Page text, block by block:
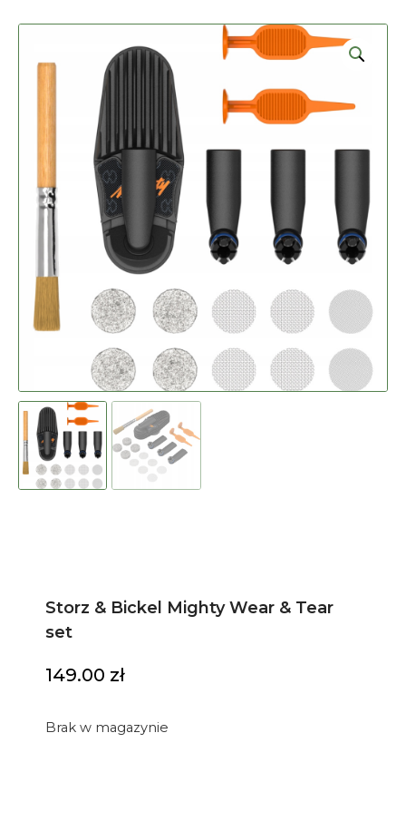
Storz & Bickel Mighty Wear & Tear
set
149.00 zł
Brak w magazynie